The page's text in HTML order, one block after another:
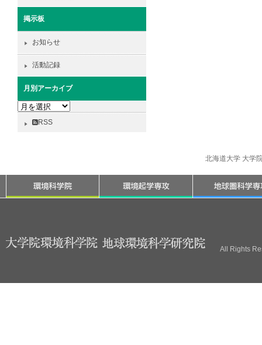
掲示板
お知らせ
活動記録
月別アーカイブ
月
RSS
北海道大学 大学
All Rights